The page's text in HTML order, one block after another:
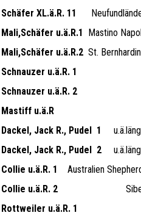
Schäfer XL.ä.R. 11
Mali,Schäfer u.ä.R.1 Mastino
Mali,Schäfer u.ä.R.2 St.
Schnauzer u.ä.R. 1
Schnauzer u.ä.R. 2
Mastiff u.ä.R
Dackel, Jack R., Pudel 1
Dackel, Jack R., Pudel 2
Collie u.ä.R. 1
Australien
Collie u.ä.R. 2
Rottweiler u.ä.R. 1